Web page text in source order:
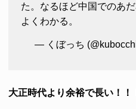
た。なるほど中国でのあ
よくわかる。
— くぼっち
大正時代より余裕で長い！！